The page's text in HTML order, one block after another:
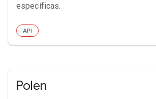
específicas.
API
Polen